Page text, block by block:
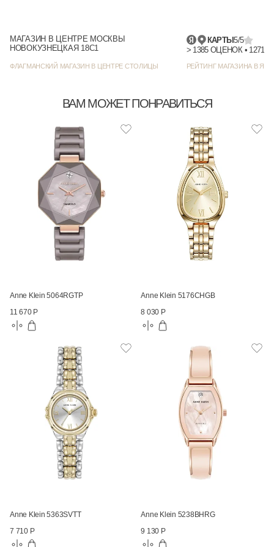
МАГАЗИН В ЦЕНТРЕ МОСКВЫ
НОВОКУЗНЕЦКАЯ 18С1
ФЛАГМАНСКИЙ МАГАЗИН В ЦЕНТРЕ СТОЛИЦЫ
КАРТЫ5/5
РЕЙТИНГ МАГАЗИНА В
ВАМ МОЖЕТ ПОНРАВИТЬСЯ
Anne Klein 5064RGTP
11 670 Р
Anne Klein 5176CHGB
8 030 Р
Anne Klein 5363SVTT
7 710 Р
Anne Klein 5238BHRG
9 130 Р